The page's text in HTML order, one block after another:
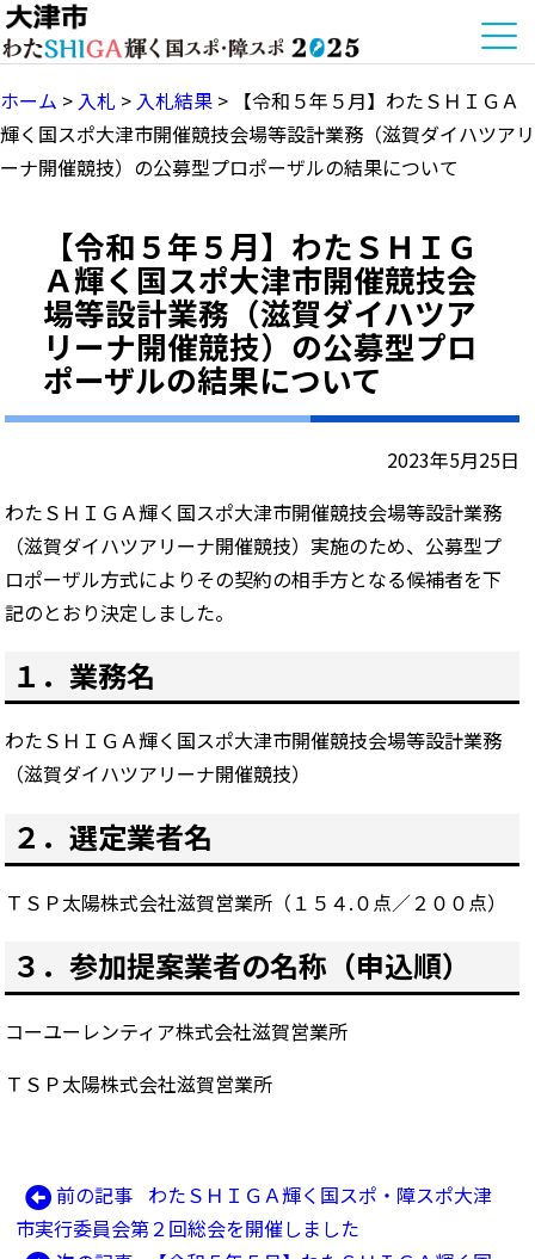
ホーム > 入札 > 入札結果 > 【令和５年５月】わたＳＨＩＧＡ
輝く国スポ大津市開催競技会場等設計業務（滋賀ダイハツアリ
ーナ開催競技）の公募型プロポーザルの結果について
【令和５年５月】わたＳＨＩＧ
Ａ輝く国スポ大津市開催競技会
場等設計業務（滋賀ダイハツア
リーナ開催競技）の公募型プロ
ポーザルの結果について
2023年5月25日
わたＳＨＩＧＡ輝く国スポ大津市開催競技会場等設計業務
（滋賀ダイハツアリーナ開催競技）実施のため、公募型プ
ロポーザル方式によりその契約の相手方となる候補者を下
記のとおり決定しました。
１．業務名
わたＳＨＩＧＡ輝く国スポ大津市開催競技会場等設計業務
（滋賀ダイハツアリーナ開催競技）
２．選定業者名
ＴＳＰ太陽株式会社滋賀営業所（１５４.０点／２００点）
３．参加提案業者の名称（申込順）
コーユーレンティア株式会社滋賀営業所
ＴＳＰ太陽株式会社滋賀営業所
投
前の記事 前
の
わたＳＨＩＧＡ輝く国スポ・障スポ大津
市実行委員会第２回総会を開催しました